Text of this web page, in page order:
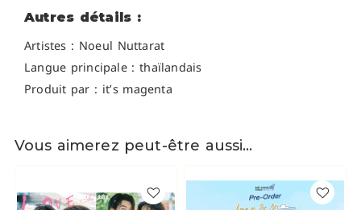
Autres détails :
Artistes : Noeul Nuttarat
Langue principale : thaïlandais
Produit par : it’s magenta
Vous aimerez peut-être aussi…